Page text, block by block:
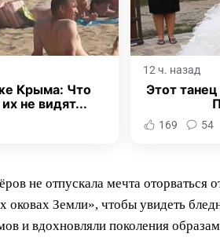
Крыма: Что
не видят...
12 ч. назад
Этот
169 54
не отпускала мечта оторваться
оковах Земли», чтобы увидеть
и вдохновляли поколения